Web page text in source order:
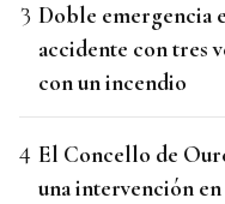
Doble emergencia
accidente con tres
con un incendio
El Concello de
una intervención